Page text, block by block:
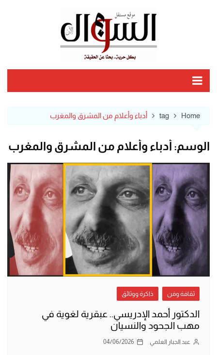
Home
tag أدباء وأعلام من المشرق والمغرب
الوسم: أدباء وأعلام من المشرق والمغرب
ثقافة وفن ذاكرة ووثائق
الدكتور أحمد الإدريسي.. عبقرية لغوية في
مهب الجحود والنسيان
عبد الجبار العلمي 04/06/2026